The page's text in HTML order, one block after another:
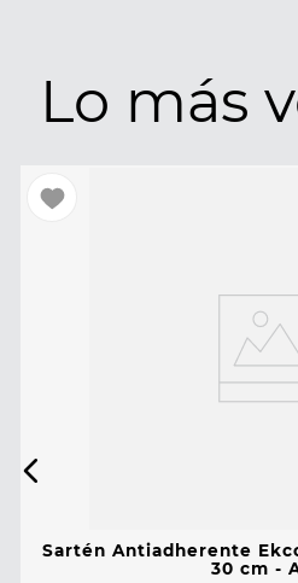
Lo más
Sartén Antiadherente
30 cm -